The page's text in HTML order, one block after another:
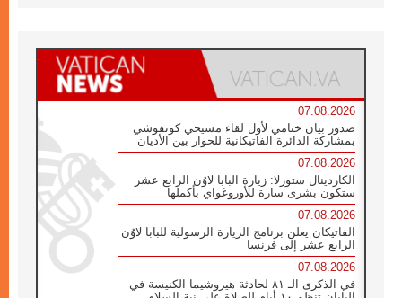
07.08.2026
صدور بيان ختامي لأول لقاء مسيحي كونفوشي
بمشاركة الدائرة الفاتيكانية للحوار بين الأديان
07.08.2026
الكاردينال ستورلا: زيارة البابا لاوُن الرابع عشر
ستكون بشرى سارة للأوروغواي بأكملها
07.08.2026
الفاتيكان يعلن برنامج الزيارة الرسولية للبابا لاوُن
الرابع عشر إلى فرنسا
07.08.2026
في الذكرى الـ ٨١ لحادثة هيروشيما الكنيسة في